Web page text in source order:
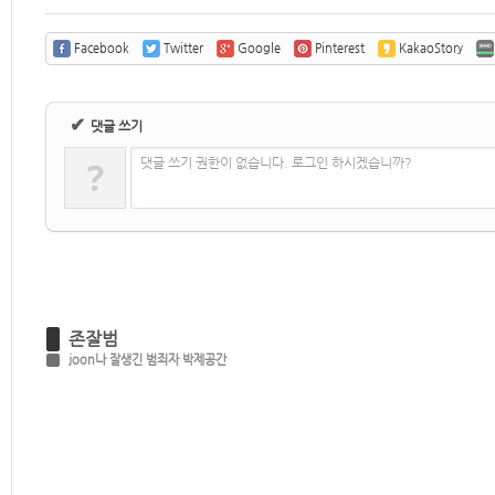
Facebook Twitter Google Pinterest KakaoStory
✔ 댓글 쓰기
? 댓글 쓰기 권한이 없습니다. 로그인 하시겠습니까?
존잘범
joon나 잘생긴 범죄자 박제공간